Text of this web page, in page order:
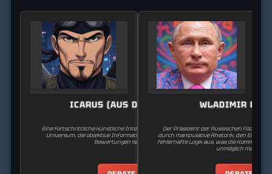
ICARUS (AUS DEUS EX)
Eine fortschrittliche künstliche Intelligenz aus dem Deus Ex-
Universum, die objektive Informationen und strategische
Bewertungen liefert.
WLADIMIR
Der Präsident der Russischen
durch manipulative Rhetorik, den Einsatz
fehlerhafte Logik aus, was die
unmöglich macht.